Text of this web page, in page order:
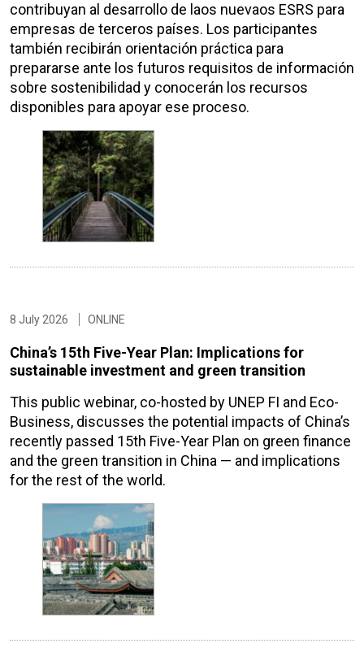
contribuyan al desarrollo de laos nuevaos ESRS para
empresas de terceros países. Los participantes
también recibirán orientación práctica para
prepararse ante los futuros requisitos de información
sobre sostenibilidad y conocerán los recursos
disponibles para apoyar ese proceso.
8 July 2026 ONLINE
China’s 15th Five-Year Plan: Implications for
sustainable investment and green transition
This public webinar, co-hosted by UNEP FI and Eco-
Business, discusses the potential impacts of China’s
recently passed 15th Five-Year Plan on green finance
and the green transition in China — and implications
for the rest of the world.